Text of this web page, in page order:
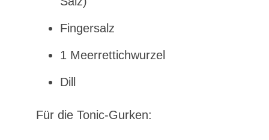
Fingersalz
1 Meerrettichwurzel
Dill
Für die Tonic-Gurken: